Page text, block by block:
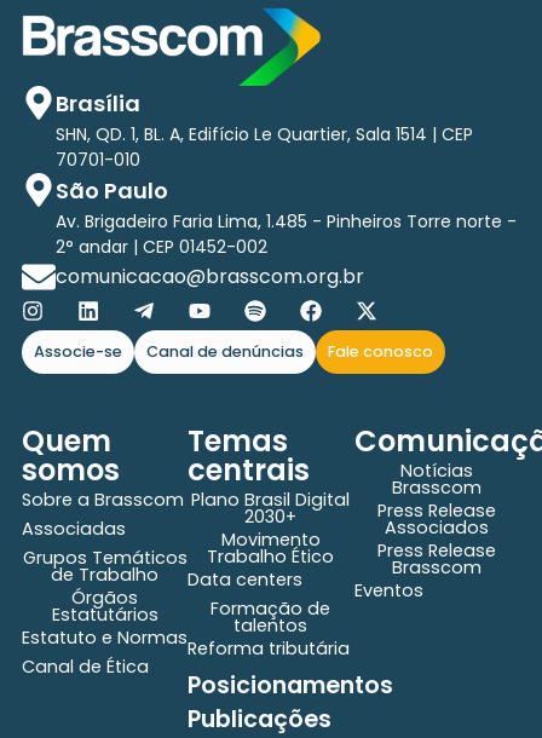
Brasília
SHN, QD. 1, BL. A, Edifício Le Quartier, Sala 1514 | CEP
70701-010
São Paulo
Av. Brigadeiro Faria Lima, 1.485 - Pinheiros Torre norte -
2° andar | CEP 01452-002
comunicacao@brasscom.org.br
Associe-se Canal de denúncias Fale conosco
Quem
somos
Sobre a Brasscom
Associadas
Grupos Temáticos
de Trabalho
Órgãos
Estatutários
Estatuto e Normas
Canal de Ética
Temas
centrais
Plano Brasil Digital
2030+
Movimento
Trabalho Ético
Data centers
Formação de
talentos
Reforma tributária
Posicionamentos
Publicações
Notícias
Brasscom
Press Release
Associados
Press Release
Brasscom
Eventos